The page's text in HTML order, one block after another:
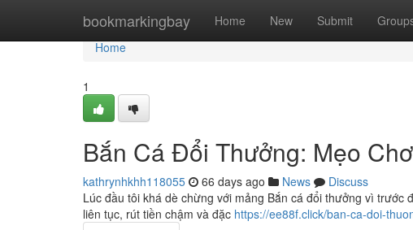
bookmarkingbay Home New Submit
Home
Home
1
Bắn Cá Đổi Thưởng: Mẹo
kathrynhkhh118055 66 days ago News
Discuss
Lúc đầu tôi khá dè chừng với mảng Bắn cá đổi thưởng vì
liên tục, rút tiền chậm và đặc https://ee88f.click/ban-ca-doi-